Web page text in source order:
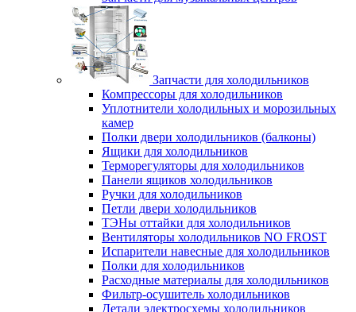
Запчасти для холодильников
Компрессоры для холодильников
Уплотнители холодильных и морозильных
камер
Полки двери холодильников (балконы)
Ящики для холодильников
Терморегуляторы для холодильников
Панели ящиков холодильников
Ручки для холодильников
Петли двери холодильников
ТЭНы оттайки для холодильников
Вентиляторы холодильников NO FROST
Испарители навесные для холодильников
Полки для холодильников
Расходные материалы для холодильников
Фильтр-осушитель холодильников
Детали электросхемы холодильников